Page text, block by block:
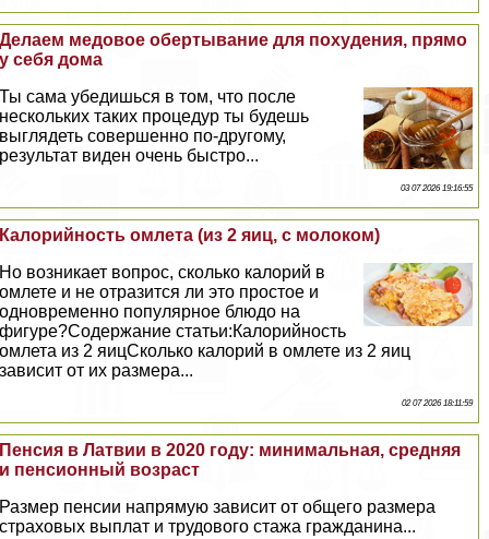
Делаем медовое обертывание для похудения, прямо
у себя дома
Ты сама убедишься в том, что после
нескольких таких процедур ты будешь
выглядеть совершенно по-другому,
результат виден очень быстро...
03 07 2026 19:16:55
Калорийность омлета (из 2 яиц, с молоком)
Но возникает вопрос, сколько калорий в
омлете и не отразится ли это простое и
одновременно популярное блюдо на
фигуре?Содержание статьи:Калорийность
омлета из 2 яицСколько калорий в омлете из 2 яиц
зависит от их размера...
02 07 2026 18:11:59
Пенсия в Латвии в 2020 году: минимальная, средняя
и пенсионный возраст
Размер пенсии напрямую зависит от общего размера
страховых выплат и трудового стажа гражданина...